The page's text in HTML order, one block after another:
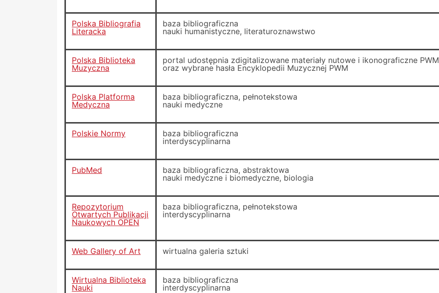
Polska Bibliografia
Literacka
baza bibliograficzna
nauki humanistyczne, literaturoznawstwo
Polska Biblioteka
Muzyczna
portal udostępnia zdigitalizowane materiały nutowe i ikonograficzne PWM
oraz wybrane hasła Encyklopedii Muzycznej PWM
Polska Platforma
Medyczna
baza bibliograficzna, pełnotekstowa
nauki medyczne
Polskie Normy
baza bibliograficzna
interdyscyplinarna
PubMed
baza bibliograficzna, abstraktowa
nauki medyczne i biomedyczne, biologia
Repozytorium
Otwartych Publikacji
Naukowych OPEN
baza bibliograficzna, pełnotekstowa
interdyscyplinarna
Web Gallery of Art wirtualna galeria sztuki
Wirtualna Biblioteka
Nauki
baza bibliograficzna
interdyscyplinarna